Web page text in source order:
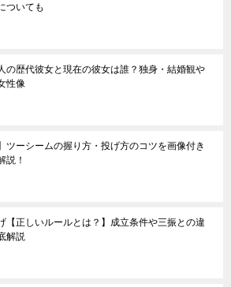
ついても
の歴代彼女と現在の彼女は誰？独身・結婚観や
性像
ツーシームの握り方・投げ方のコツを画像付き
説！
【正しいルールとは？】成立条件や三振との違
解説